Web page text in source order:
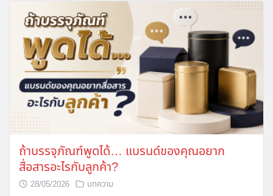
ถ้าบรรจุภัณฑ์พูดได้… แบรนด์ของคุณอยาก
สื่อสารอะไรกับลูกค้า?
28/05/2026 บทความ